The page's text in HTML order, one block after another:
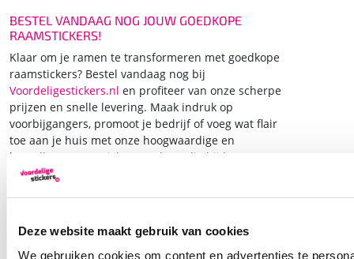
Deze website maakt gebruik van cookies
We gebruiken cookies om content en advertenties te
BESTEL VANDAAG NOG JOUW GOEDKOPE
RAAMSTICKERS!
Klaar om je ramen te transformeren met goedkope
raamstickers? Bestel vandaag nog bij
Voordeligestickers.nl en profiteer van onze scherpe
prijzen en snelle levering. Maak indruk op
voorbijgangers, promoot je bedrijf of voeg wat flair
toe aan je huis met onze hoogwaardige en
betaalbare raamstickers. Hulp nodig bij het
bestellen of ben je op zoek naar advies? Neem dan